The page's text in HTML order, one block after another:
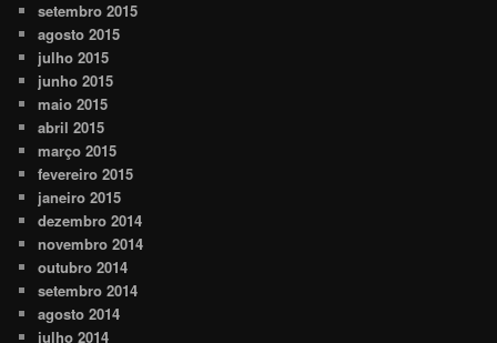
setembro 2015
agosto 2015
julho 2015
junho 2015
maio 2015
abril 2015
março 2015
fevereiro 2015
janeiro 2015
dezembro 2014
novembro 2014
outubro 2014
setembro 2014
agosto 2014
julho 2014